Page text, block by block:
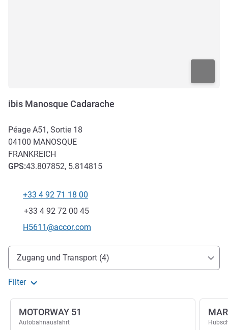
ibis Manosque Cadarache
Péage A51, Sortie 18
04100 MANOSQUE
FRANKREICH
GPS:43.807852, 5.814815
+33 4 92 71 18 00
Fax
+33 4 92 72 00 45
Kontakt-E-Mail
H5611@accor.com
Erreichbarkeit und Anbindung
Zugang und Transport (4)
Filter
MOTORWAY 51
Autobahnausfahrt